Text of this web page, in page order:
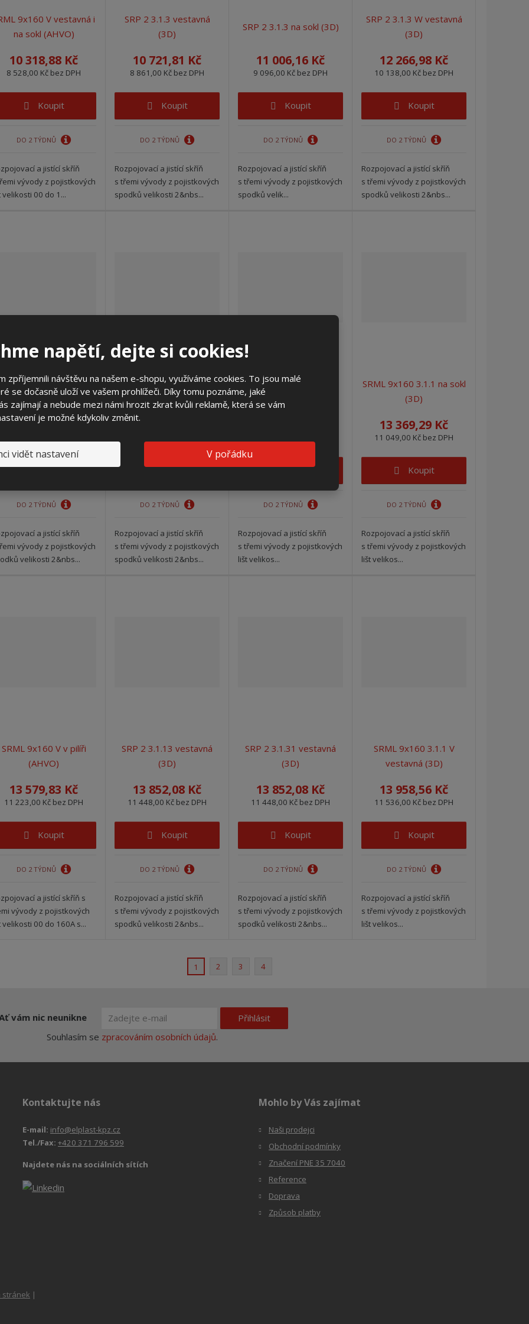
napětí, dejte si cookies!
zpříjemnili návštěvu na našem e-shopu, využíváme cookies. To jsou malé
se dočasně uloží ve vašem prohlížeči. Díky tomu poznáme, jaké
zajímají a nebude mezi námi hrozit zkrat kvůli reklamě, která se vám
je možné kdykoliv změnit.
vidět nastavení V pořádku
s
s
9x160 V vestavná i
na sokl (AHVO)
10 318,88 Kč
8 528,00 Kč bez DPH
Koupit
DO 2 TÝDNŮ
a jistící skříň
vývody z pojistkových
velikosti 00 do 1...
SRP 2 3.1.3 vestavná
(3D)
10 721,81 Kč
8 861,00 Kč bez DPH
Koupit
DO 2 TÝDNŮ
Rozpojovací a jistící skříň
s třemi vývody z pojistkových
spodků velikosti 2&nbs...
SRP 2 3.1.3 na sokl (3D)
11 006,16 Kč
9 096,00 Kč bez DPH
Koupit
DO 2 TÝDNŮ
Rozpojovací a jistící skříň
s třemi vývody z pojistkových
spodků velik...
SRP 2 3.1.3 W vestavná
(3D)
12 266,98 Kč
10 138,00 Kč bez DPH
Koupit
DO 2 TÝDNŮ
Rozpojovací a jistící skříň
s třemi vývody z pojistkových
spodků velikosti 2&nbs...
SRP 2 3.1.3 W na sokl
(3D)
12 349,26 Kč
Koupit
DO 2 TÝDNŮ
a jistící skříň
vývody z pojistkových
velikosti 2&nbs...
SRP 2 šrouby na kabelová
oka (Modul)
13 038,96 Kč
Koupit
DO 2 TÝDNŮ
Rozpojovací a jistící skříň
s třemi vývody z pojistkových
spodků velikosti 2&nbs...
SRML 9x160 3.1.1
vestavná (3D)
Koupit
DO 2 TÝDNŮ
Rozpojovací a jistící skříň
s třemi vývody z pojistkových
lišt velikos...
SRML 9x160 3.1.1 na sokl
(3D)
13 369,29 Kč
11 049,00 Kč bez DPH
Koupit
DO 2 TÝDNŮ
Rozpojovací a jistící skříň
s třemi vývody z pojistkových
lišt velikos...
SRML 9x160 V v pilíři
(AHVO)
13 579,83 Kč
11 223,00 Kč bez DPH
Koupit
DO 2 TÝDNŮ
a jistící skříň s
vývody z pojistkových
velikosti 00 do 160A s...
SRP 2 3.1.13 vestavná
(3D)
13 852,08 Kč
11 448,00 Kč bez DPH
Koupit
DO 2 TÝDNŮ
Rozpojovací a jistící skříň
s třemi vývody z pojistkových
spodků velikosti 2&nbs...
SRP 2 3.1.31 vestavná
(3D)
13 852,08 Kč
11 448,00 Kč bez DPH
Koupit
DO 2 TÝDNŮ
Rozpojovací a jistící skříň
s třemi vývody z pojistkových
spodků velikosti 2&nbs...
SRML 9x160 3.1.1 V
vestavná (3D)
13 958,56 Kč
11 536,00 Kč bez DPH
Koupit
DO 2 TÝDNŮ
Rozpojovací a jistící skříň
s třemi vývody z pojistkových
lišt velikos...
1 2 3 4
vám nic neunikne
Přihlásit
Souhlasím se zpracováním osobních údajů.
Kontaktujte nás
E-mail: info@elplast-kpz.cz
Tel./Fax:+420 371 796 599
Najdete nás na sociálních sítích
Mohlo by Vás zajímat
Naši prodejci
Obchodní podmínky
Značení PNE 35 7040
Reference
Doprava
Způsob platby
stránek |